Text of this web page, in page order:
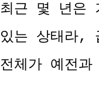
최근 몇 년은
있는 상태라,
전체가 예전과